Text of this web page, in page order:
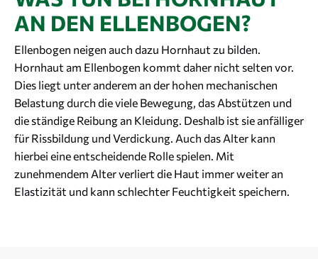
AN DEN ELLENBOGEN?
Ellenbogen neigen auch dazu Hornhaut zu bilden.
Hornhaut am Ellenbogen kommt daher nicht selten vor.
Dies liegt unter anderem an der hohen mechanischen
Belastung durch die viele Bewegung, das Abstützen und
die ständige Reibung an Kleidung. Deshalb ist sie anfälliger
für Rissbildung und Verdickung. Auch das Alter kann
hierbei eine entscheidende Rolle spielen. Mit
zunehmendem Alter verliert die Haut immer weiter an
Elastizität und kann schlechter Feuchtigkeit speichern.